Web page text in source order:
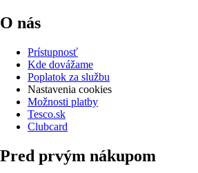
O nás
Prístupnosť
Kde dovážame
Poplatok za službu
Nastavenia cookies
Možnosti platby
Tesco.sk
Clubcard
Pred prvým nákupom